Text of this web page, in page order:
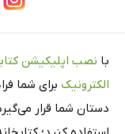
با نصب اپلیکیشن
الکترونیک برای شما
دستان شما قرار